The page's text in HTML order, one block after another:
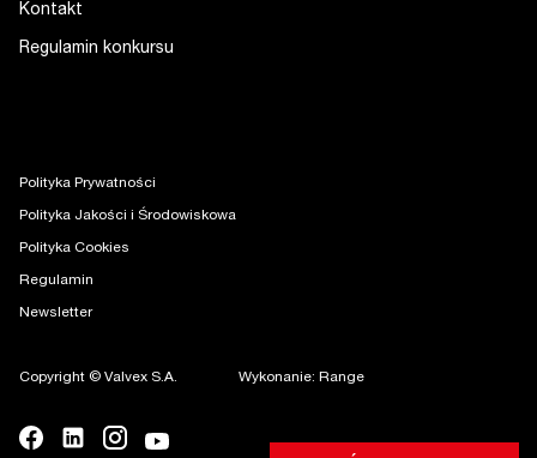
Kontakt
Regulamin konkursu
Polityka Prywatności
Polityka Jakości i Środowiskowa
Polityka Cookies
Regulamin
Newsletter
Copyright © Valvex S.A. Wykonanie: Range